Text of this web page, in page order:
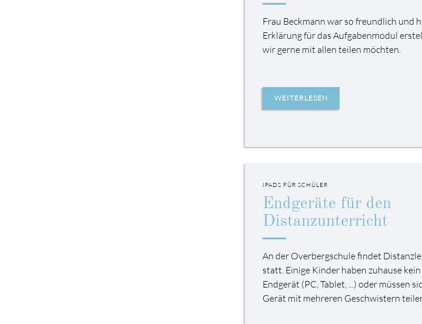
Frau Beckmann war so freundlich und
Erklärung für das Aufgabenmodul
wir gerne mit allen teilen möchten.
WEITERLESEN
IPADS FÜR SCHÜLER
Endgeräte für den
Distanzunterricht
An der Overbergschule findet
statt. Einige Kinder haben zuhause kein
Endgerät (PC, Tablet, ...) oder müssen
Gerät mit mehreren Geschwistern